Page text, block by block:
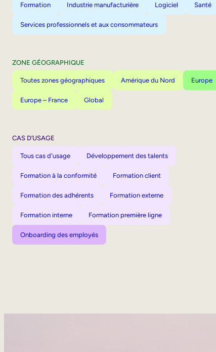
Formation Industrie manufacturière Logiciel Santé
Services professionnels et aux consommateurs
ZONE GÉOGRAPHIQUE
Toutes zones géographiques Amérique du Nord Europe
Europe – France Global
CAS D’USAGE
Tous cas d'usage Développement des talents
Formation à la conformité Formation client
Formation des adhérents Formation externe
Formation interne Formation première ligne
Onboarding des employés